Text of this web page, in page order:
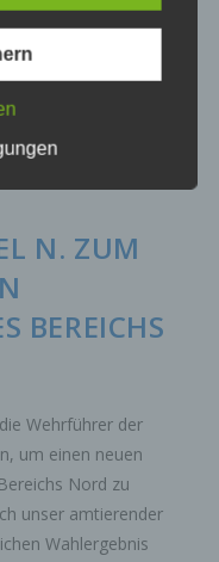
Friedhof. Gemeinsam
Inneres und Sport,
N. ZUM
BEREICHS
Wehrführer der
um einen neuen
Nord zu
unser amtierender
Wahlergebnis
Internetbasierte
ein absoluter
kann. Aus
auf
auf den
beim Erlass
einfach
die verwendeten